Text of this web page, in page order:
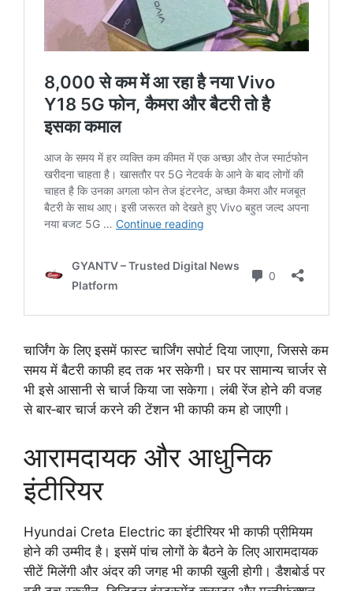
चार्जिंग के लिए इसमें फास्ट चार्जिंग सपोर्ट दिया जाएगा, जिससे कम
समय में बैटरी काफी हद तक भर सकेगी। घर पर सामान्य चार्जर से
भी इसे आसानी से चार्ज किया जा सकेगा। लंबी रेंज होने की वजह
से बार‑बार चार्ज करने की टेंशन भी काफी कम हो जाएगी।
आरामदायक और आधुनिक
इंटीरियर
Hyundai Creta Electric का इंटीरियर भी काफी प्रीमियम
होने की उम्मीद है। इसमें पांच लोगों के बैठने के लिए आरामदायक
सीटें मिलेंगी और अंदर की जगह भी काफी खुली होगी। डैशबोर्ड पर